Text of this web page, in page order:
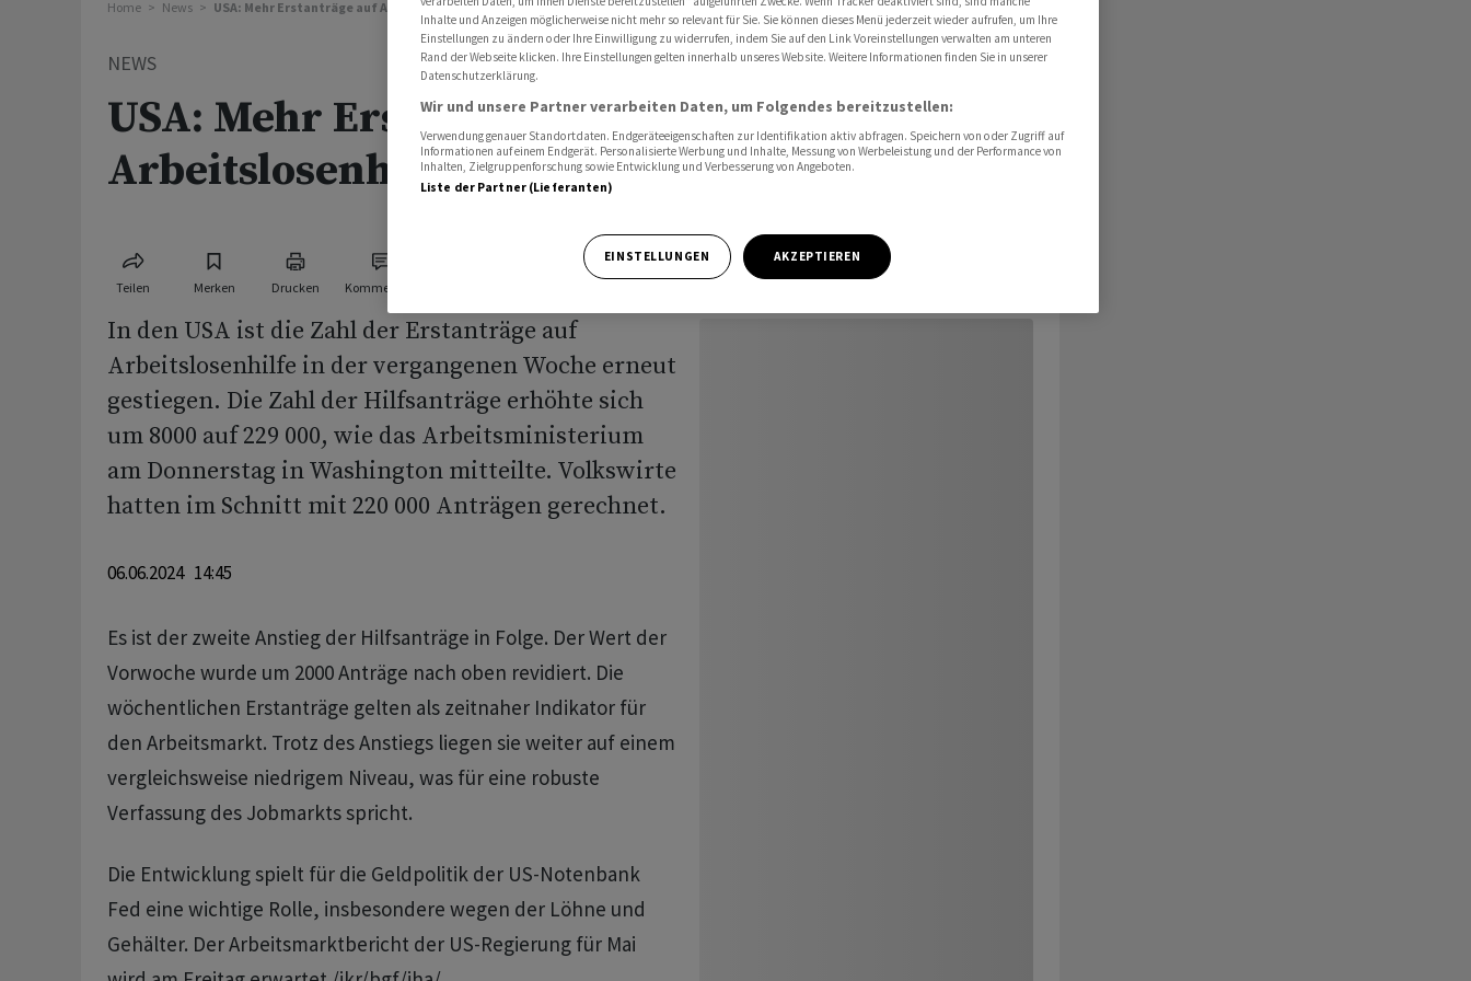
Home News USA: Mehr Erstanträge auf Arbeitslosenhilfe
NEWS
USA: Mehr Erstanträge auf
Arbeitslosenhilfe
Teilen Merken Drucken Kommentare
In den USA ist die Zahl der Erstanträge auf
Arbeitslosenhilfe in der vergangenen Woche erneut
gestiegen. Die Zahl der Hilfsanträge erhöhte sich
um 8000 auf 229 000, wie das Arbeitsministerium
am Donnerstag in Washington mitteilte. Volkswirte
hatten im Schnitt mit 220 000 Anträgen gerechnet.
06.06.2024 14:45
Es ist der zweite Anstieg der Hilfsanträge in Folge. Der Wert der
Vorwoche wurde um 2000 Anträge nach oben revidiert. Die
wöchentlichen Erstanträge gelten als zeitnaher Indikator für
den Arbeitsmarkt. Trotz des Anstiegs liegen sie weiter auf einem
vergleichsweise niedrigem Niveau, was für eine robuste
Verfassung des Jobmarkts spricht.
Die Entwicklung spielt für die Geldpolitik der US-Notenbank
Fed eine wichtige Rolle, insbesondere wegen der Löhne und
Gehälter. Der Arbeitsmarktbericht der US-Regierung für Mai
Inhalte und Anzeigen möglicherweise nicht mehr so relevant für Sie. Sie können dieses Menü jederzeit wieder aufrufen, um Ihre
Einstellungen zu ändern oder Ihre Einwilligung zu widerrufen, indem Sie auf den Link Voreinstellungen verwalten am unteren
Rand der Webseite klicken. Ihre Einstellungen gelten innerhalb unseres Website. Weitere Informationen finden Sie in unserer
Datenschutzerklärung.
Wir und unsere Partner verarbeiten Daten, um Folgendes bereitzustellen:
Verwendung genauer Standortdaten. Endgeräteeigenschaften zur Identifikation aktiv abfragen. Speichern von oder Zugriff auf
Informationen auf einem Endgerät. Personalisierte Werbung und Inhalte, Messung von Werbeleistung und der Performance von
Inhalten, Zielgruppenforschung sowie Entwicklung und Verbesserung von Angeboten.
Liste der Partner (Lieferanten)
EINSTELLUNGEN AKZEPTIEREN